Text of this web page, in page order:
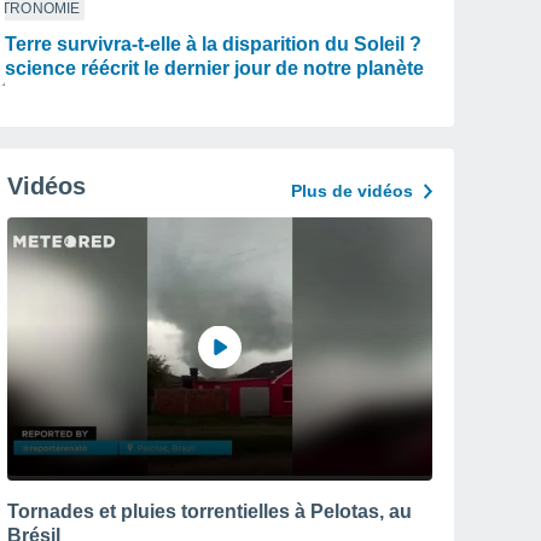
Terre survivra-t-elle à la disparition du Soleil ?
science réécrit le dernier jour de notre planète
Vidéos Plus de vidéos
Tornades et pluies torrentielles à Pelotas, au
Brésil